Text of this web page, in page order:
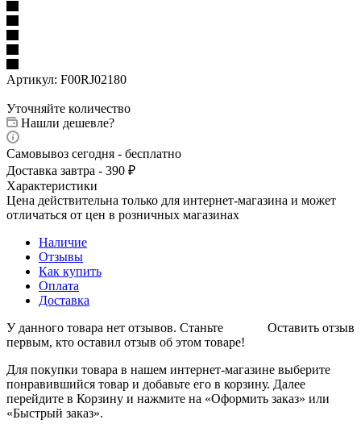
Артикул: F00RJ02180
Уточняйте количество
Нашли дешевле?
Самовывоз сегодня - бесплатно
Доставка завтра - 390 ₽
Характеристики
Цена действительна только для интернет-магазина и может
отличаться от цен в розничных магазинах
Наличие
Отзывы
Как купить
Оплата
Доставка
Оставить отзыв
У данного товара нет отзывов. Станьте
первым, кто оставил отзыв об этом товаре!
Для покупки товара в нашем интернет-магазине выберите
понравившийся товар и добавьте его в корзину. Далее
перейдите в Корзину и нажмите на «Оформить заказ» или
«Быстрый заказ».